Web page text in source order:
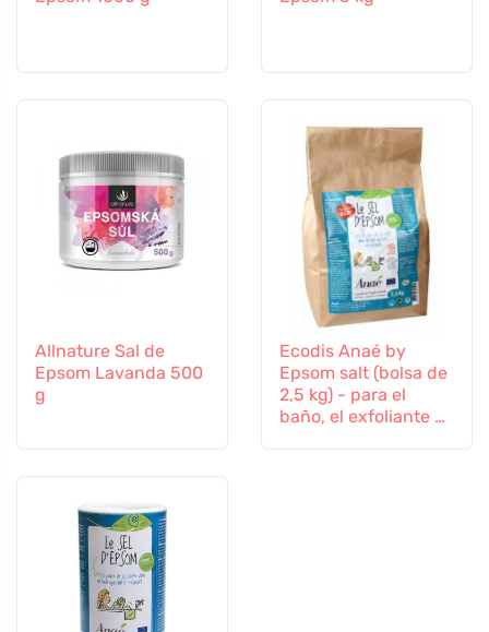
Allnature Sal de
Epsom Lavanda 500
g
Ecodis Anaé by
Epsom salt (bolsa de
2,5 kg) - para el
baño, el exfoliante y